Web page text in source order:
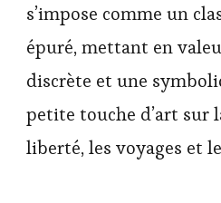
s’impose comme un
épuré, mettant en
discrète et une
petite touche d’art sur
liberté, les voyages et